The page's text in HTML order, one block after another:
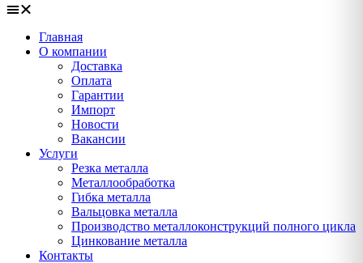
Главная
О компании
Доставка
Оплата
Гарантии
Импорт
Новости
Вакансии
Услуги
Резка металла
Металлообработка
Гибка металла
Вальцовка металла
Производство металлоконструкций полного цикла
Цинкование металла
Контакты